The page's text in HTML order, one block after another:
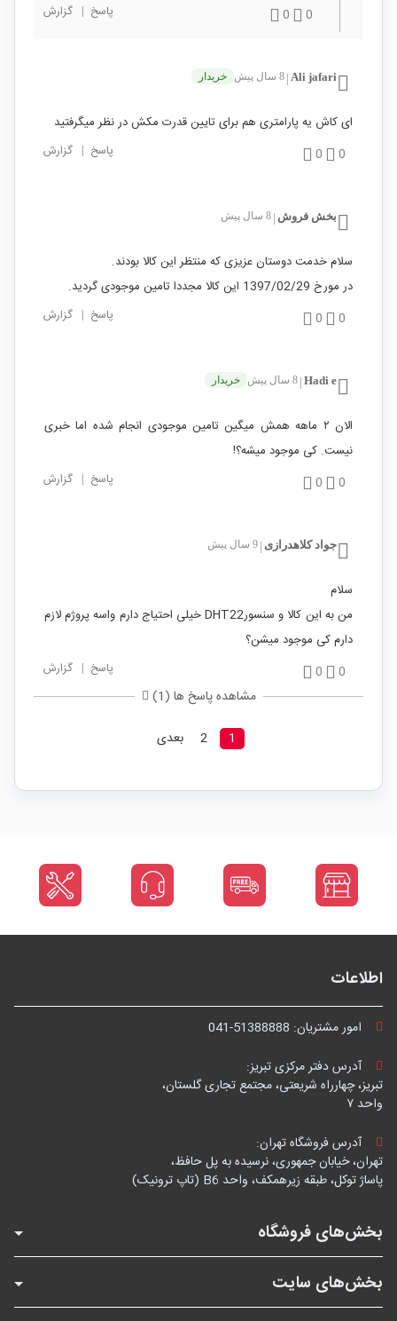
0
0 پاسخ | گزارش
Ali jafari 8 سال پیش خریدار
ای کاش یه پارامتری هم برای تایین قدرت مکش در نظر میگرفتید
0
0 پاسخ | گزارش
بخش فروش 8 سال پیش
سلام خدمت دوستان عزیزی که منتظر این کالا بودند.
در مورخ 1397/02/29 این کالا مجددا تامین موجودی گردید.
0
0 پاسخ | گزارش
Hadi e 8 سال پیش خریدار
الان ۲ ماهه همش میگین تامین موجودی انجام شده اما خبری
نیست. کی موجود میشه؟! ‌
0
0 پاسخ | گزارش
جواد کلاهدرازی 9 سال پیش
سلام
من به این کالا و سنسورDHT22 خیلی احتیاج دارم واسه پروژم لازم
دارم کی موجود میشن؟
0
0 پاسخ | گزارش
مشاهده پاسخ ها (1)
1
2 بعدی
اطلاعات
امور مشتریان: 041-51388888
آدرس دفتر مرکزی تبریز:
تبریز، چهارراه شریعتی، مجتمع تجاری گلستان،
واحد ۷
آدرس فروشگاه تهران:
تهران، خیابان جمهوری، نرسیده به پل حافظ،
پاساژ توکل، طبقه زیرهمکف، واحد B6 (تاپ ترونیک)
بخش‌های فروشگاه
بخش‌های سایت